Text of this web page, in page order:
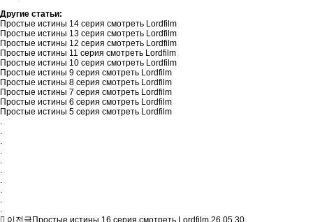
Другие статьи:
Простые истины 14 серия смотреть Lordfilm
Простые истины 13 серия смотреть Lordfilm
Простые истины 12 серия смотреть Lordfilm
Простые истины 11 серия смотреть Lordfilm
Простые истины 10 серия смотреть Lordfilm
Простые истины 9 серия смотреть Lordfilm
Простые истины 8 серия смотреть Lordfilm
Простые истины 7 серия смотреть Lordfilm
Простые истины 6 серия смотреть Lordfilm
Простые истины 5 серия смотреть Lordfilm
.
.
.
.
.
.
.
.
.
.
이전글 Простые истины 16 серия смотреть Lordfilm 26.05.30